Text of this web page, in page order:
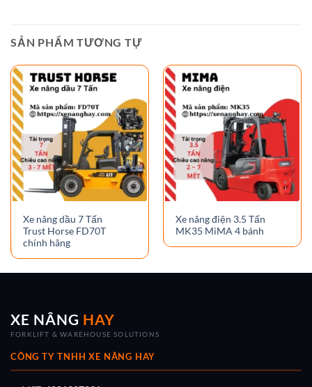
SẢN PHẨM TƯƠNG TỰ
Xe nâng dầu 7 Tấn
Trust Horse FD70T
chính hãng
Xe nâng điện 3.5 Tấn
MK35 MiMA 4 bánh
XE NÂNG HAY
FORKLIFT & WAREHOUSE SOLUTIONS
CÔNG TY TNHH XE NÂNG HAY